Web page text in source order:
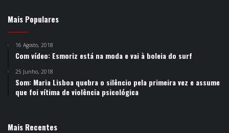
Mais Populares
16 Agosto, 2018
Com vídeo: Esmoriz está na moda e vai à boleia do surf
25 Junho, 2018
Som: Maria Lisboa quebra o silêncio pela primeira vez e assume
que foi vítima de violência psicológica
Mais Recentes